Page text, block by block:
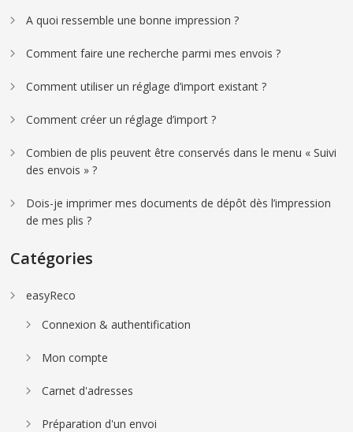
A quoi ressemble une bonne impression ?
Comment faire une recherche parmi mes envois ?
Comment utiliser un réglage d’import existant ?
Comment créer un réglage d’import ?
Combien de plis peuvent être conservés dans le menu « Suivi
des envois » ?
Dois-je imprimer mes documents de dépôt dès l’impression
de mes plis ?
Catégories
easyReco
Connexion & authentification
Mon compte
Carnet d'adresses
Préparation d'un envoi